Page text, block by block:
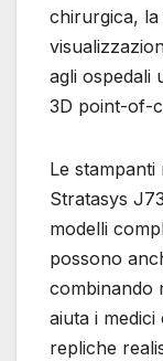
chirurgica,
agli ospedali
3D point-of-
Le
Stratasys
modelli
possono
combinando
aiuta i
repliche